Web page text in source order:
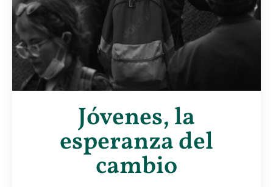
Jóvenes, la
esperanza del
cambio